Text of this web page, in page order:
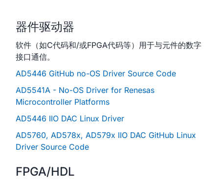
器件驱动器
软件（如C代码和/或FPGA代码等）用于与元件的数字
接口通信。
AD5446 GitHub no-OS Driver Source Code
AD5541A - No-OS Driver for Renesas
Microcontroller Platforms
AD5446 IIO DAC Linux Driver
AD5760, AD578x, AD579x IIO DAC GitHub Linux
Driver Source Code
FPGA/HDL